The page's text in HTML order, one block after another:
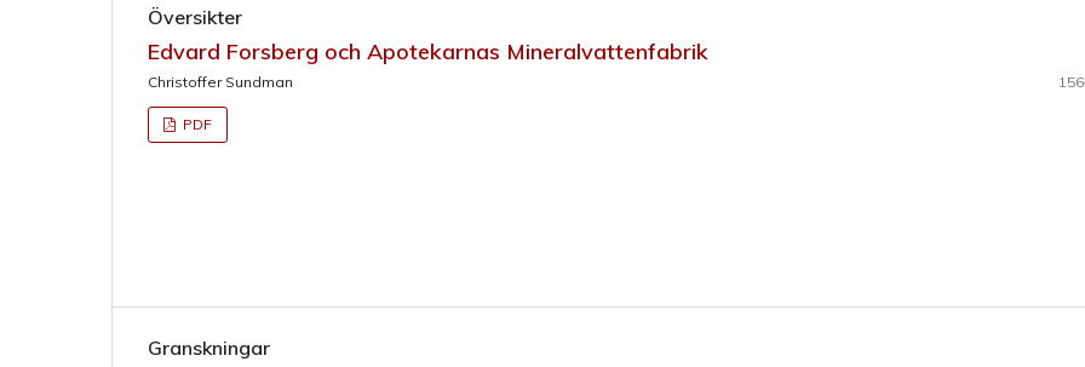
Översikter
Edvard Forsberg och Apotekarnas Mineralvattenfabrik
Christoffer Sundman
PDF
Granskningar